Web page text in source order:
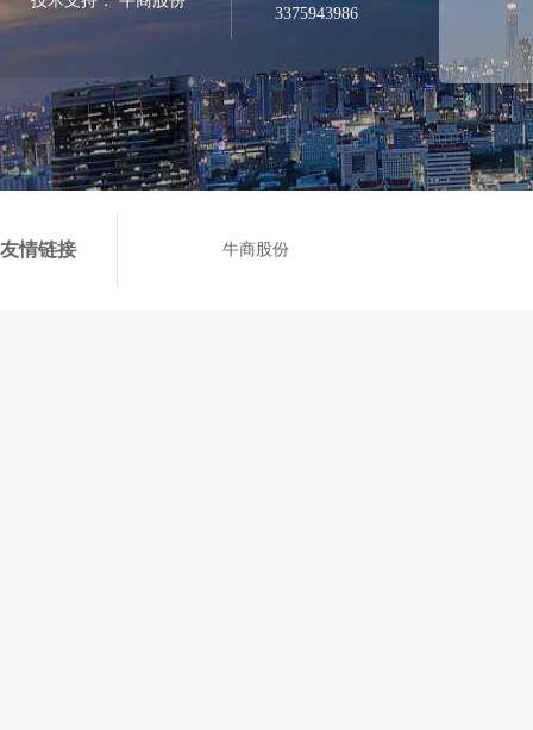
3375943986
友情链接 牛商股份